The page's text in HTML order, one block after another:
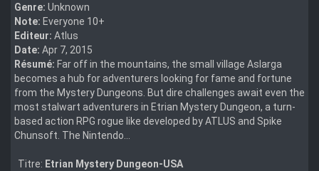
Genre: Unknown
Note: Everyone 10+
Editeur: Atlus
Date: Apr 7, 2015
Résumé: Far off in the mountains, the small village Aslarga
becomes a hub for adventurers looking for fame and fortune
from the Mystery Dungeons. But dire challenges await even the
most stalwart adventurers in Etrian Mystery Dungeon, a turn-
based action RPG rogue like developed by ATLUS and Spike
Chunsoft. The Nintendo...
Titre: Etrian Mystery Dungeon-USA